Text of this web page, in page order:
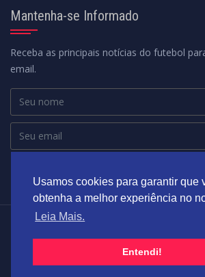
Usamos cookies para garantir que
obtenha a melhor experiência no
Leia Mais.
Entendi!
Mantenha-se Informado
Receba as principais notícias do futebol
email.
Federação Paraense de Futebol - Fundada
Desenvolvido por:DMOTION
HOME
POLÍTICA DE